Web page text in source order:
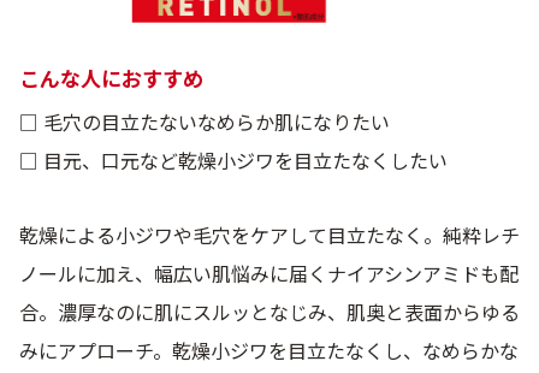
こんな人におすすめ
□ 毛穴の目立たないなめらか肌になりたい
□ 目元、口元など乾燥小ジワを目立たなくしたい
乾燥による小ジワや毛穴をケアして目立たなく。純粋レチ
ノールに加え、幅広い肌悩みに届くナイアシンアミドも配
合。濃厚なのに肌にスルッとなじみ、肌奥と表面からゆる
みにアプローチ。乾燥小ジワを目立たなくし、なめらかな